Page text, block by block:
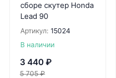
сборе скутер Honda
Lead 90
Артикул: 15024
В наличии
3 440 ₽
5 705 ₽